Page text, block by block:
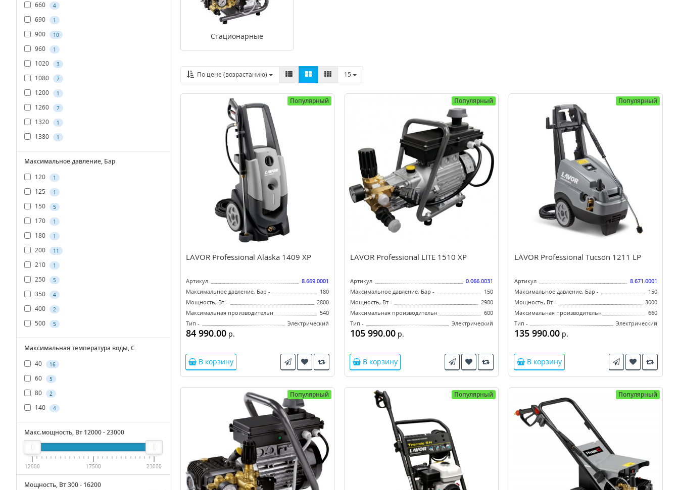
660 4
690 1
900 10
960 1
1020 3
1080 7
1200 1
1260 7
1320 1
1380 1
Максимальное давление, Бар
120
1
125 1
150 5
170 1
180 1
200 11
210 1
250 5
350 4
400 2
500 5
Максимальная температура воды, С
40
16
60 5
80 2
140 4
Макс.мощность, Вт 12000-23000
12000 17500 23000
Мощность, Вт300- 16200
Стационарные
По цене (возрастанию) 15
Популярный
LAVOR Professional Alaska 1409 XP
Артикул
8.669.0001
Максимальное давление, Бар -
180
Мощность, Вт -
2800
Максимальная производительность, л/ч -
540
Тип -
Электрический
84 990.00 р.
В корзину
Популярный
LAVOR Professional LITE 1510 XP
Артикул
0.066.0031
Максимальное давление, Бар -
150
Мощность, Вт -
2900
Максимальная производительность, л/ч -
600
Тип -
Электрический
105 990.00р.
В корзину
Популярный
LAVOR Professional Tucson 1211 LP
Артикул
8.671.0001
Максимальное давление, Бар -
150
Мощность, Вт -
3000
Максимальная производительность, л/ч -
660
Тип -
Электрический
135 990.00р.
В корзину
Популярный Популярный Популярный